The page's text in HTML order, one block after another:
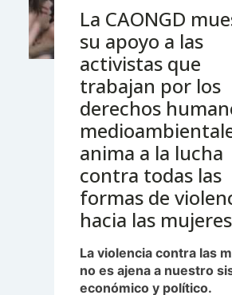
políticas
de
para
el
La CAONGD
su apoyo a las
activistas que
trabajan por los
derechos
anima a la lucha
contra todas las
formas de
hacia las mujeres
La violencia contra las
no es ajena a nuestro
económico y político.